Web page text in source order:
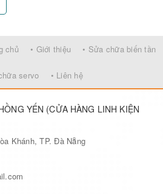
chủ • Giới thiệu • Sửa chữa biến tần
servo • Liên hệ
YẾN (CỬA HÀNG LINH KIỆN
Khánh, TP. Đà Nẵng